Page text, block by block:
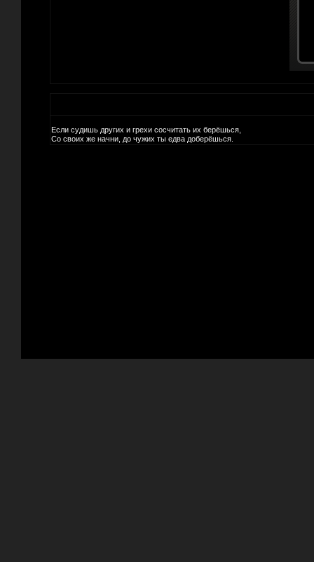
Если судишь других и грехи сосчитать их берёшься,
Со своих же начни, до чужих ты едва доберёшься.